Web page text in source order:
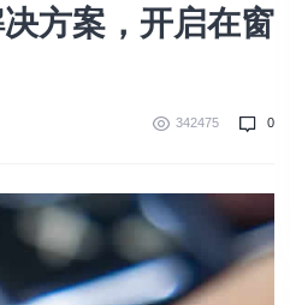
方案，开启在窗
342475 0